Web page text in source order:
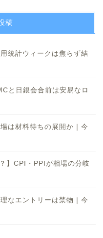
稿
統計ウィークは焦らず結
と日銀会合前は安易なロ
は材料待ちの展開か｜今
】CPI・PPIが相場の分岐
なエントリーは禁物｜今